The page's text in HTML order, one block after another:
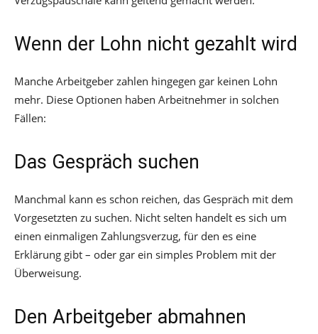
Wenn der Lohn nicht gezahlt wird
Manche Arbeitgeber zahlen hingegen gar keinen Lohn
mehr. Diese Optionen haben Arbeitnehmer in solchen
Fällen:
Das Gespräch suchen
Manchmal kann es schon reichen, das Gespräch mit dem
Vorgesetzten zu suchen. Nicht selten handelt es sich um
einen einmaligen Zahlungsverzug, für den es eine
Erklärung gibt – oder gar ein simples Problem mit der
Überweisung.
Den Arbeitgeber abmahnen